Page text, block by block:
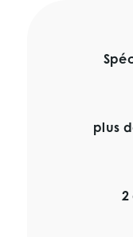
idéaux pour
matériel. Ils
Pour des
de toit est un
plus
2